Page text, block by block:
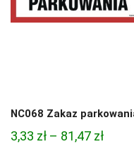
NC068 Zakaz
3,33 zł – 81,47 zł